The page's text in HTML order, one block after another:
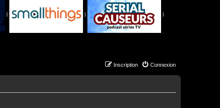
| | |
Connexion
Inscription